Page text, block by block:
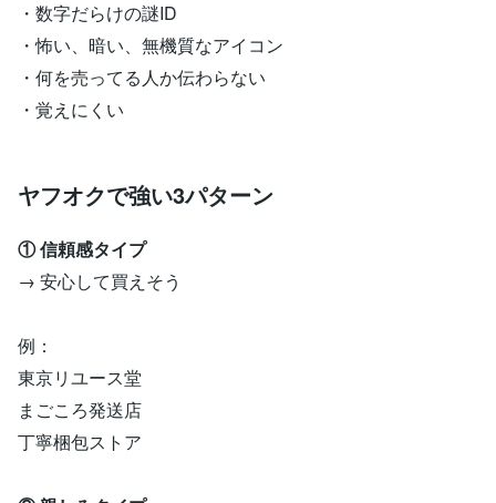
・数字だらけの謎ID
・怖い、暗い、無機質なアイコン
・何を売ってる人か伝わらない
・覚えにくい
ヤフオクで強い3パターン
① 信頼感タイプ
→ 安心して買えそう
例：
東京リユース堂
まごころ発送店
丁寧梱包ストア